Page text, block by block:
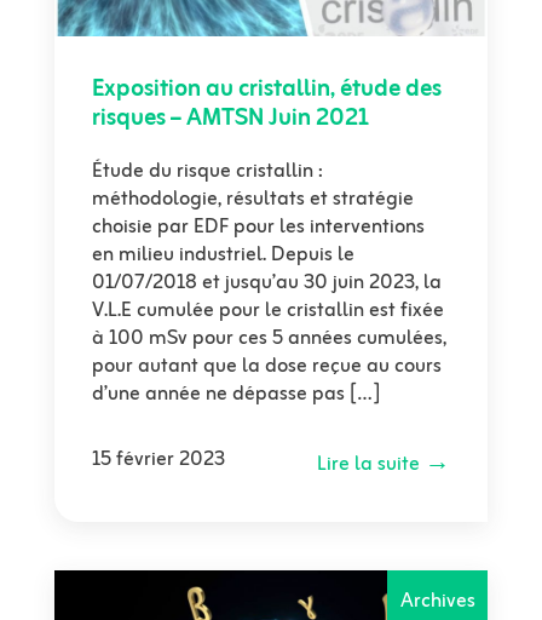
Exposition au cristallin, étude des
risques – AMTSN Juin 2021
Étude du risque cristallin :
méthodologie, résultats et stratégie
choisie par EDF pour les interventions
en milieu industriel. Depuis le
01/07/2018 et jusqu’au 30 juin 2023, la
V.L.E cumulée pour le cristallin est fixée
à 100 mSv pour ces 5 années cumulées,
pour autant que la dose reçue au cours
d’une année ne dépasse pas […]
15 février 2023
Lire la suite →
Archives